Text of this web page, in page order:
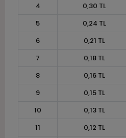
4
0,30 TL
5
0,24 TL
6
0,21 TL
7
0,18 TL
8
0,16 TL
9
0,15 TL
10
0,13 TL
11
0,12 TL